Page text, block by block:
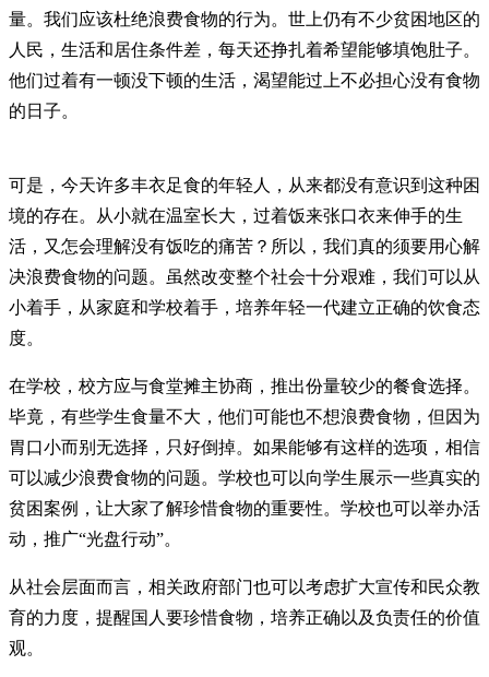
量。我们应该杜绝浪费食物的行为。世上仍有不少贫困地区的
人民，生活和居住条件差，每天还挣扎着希望能够填饱肚子。
他们过着有一顿没下顿的生活，渴望能过上不必担心没有食物
的日子。
可是，今天许多丰衣足食的年轻人，从来都没有意识到这种困
境的存在。从小就在温室长大，过着饭来张口衣来伸手的生
活，又怎会理解没有饭吃的痛苦？所以，我们真的须要用心解
决浪费食物的问题。虽然改变整个社会十分艰难，我们可以从
小着手，从家庭和学校着手，培养年轻一代建立正确的饮食态
度。
在学校，校方应与食堂摊主协商，推出份量较少的餐食选择。
毕竟，有些学生食量不大，他们可能也不想浪费食物，但因为
胃口小而别无选择，只好倒掉。如果能够有这样的选项，相信
可以减少浪费食物的问题。学校也可以向学生展示一些真实的
贫困案例，让大家了解珍惜食物的重要性。学校也可以举办活
动，推广“光盘行动”。
从社会层面而言，相关政府部门也可以考虑扩大宣传和民众教
育的力度，提醒国人要珍惜食物，培养正确以及负责任的价值
观。